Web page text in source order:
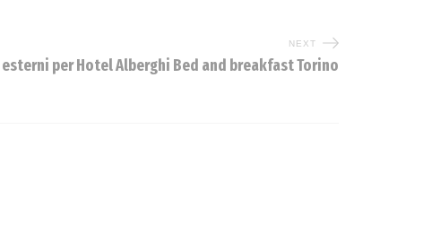
NEXT
esterni per Hotel Alberghi Bed and breakfast Torino